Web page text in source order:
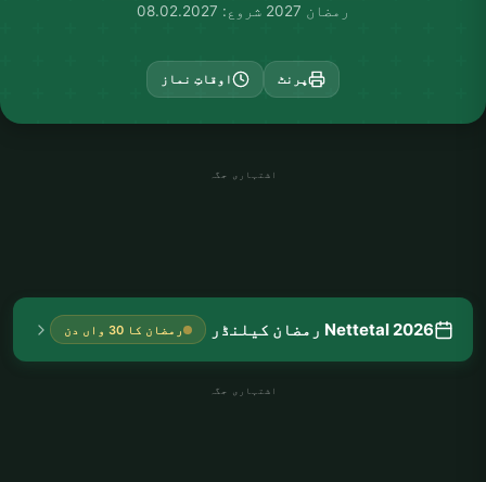
رمضان 2027 شروع: 08.02.2027
پرنٹ اوقاتِ نماز
اشتہاری جگہ
Nettetal 2026 رمضان کیلنڈر رمضان کا 30 واں دن
اشتہاری جگہ